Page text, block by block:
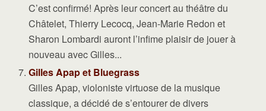
C’est confirmé! Après leur concert au théâtre du
Châtelet, Thierry Lecocq, Jean-Marie Redon et
Sharon Lombardi auront l’infime plaisir de jouer à
nouveau avec Gilles...
Gilles Apap et Bluegrass
Gilles Apap, violoniste virtuose de la musique
classique, a décidé de s’entourer de divers